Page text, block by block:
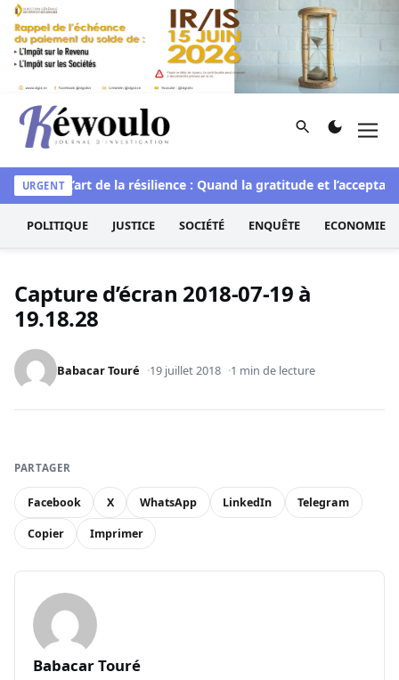
Aller au contenu
Kéwoulo, le premier site d'information et d'investigation
Rechercher
URGENTL’art de la résilience : Quand la gratitude et
POLITIQUE JUSTICE SOCIÉTÉ ENQUÊTE ECONOMIE
Capture d’écran 2018-07-19 à
19.18.28
Babacar Touré 19 juillet 2018 1 min de lecture
PARTAGER
Facebook X WhatsApp LinkedIn Telegram
Copier Imprimer
Babacar Touré